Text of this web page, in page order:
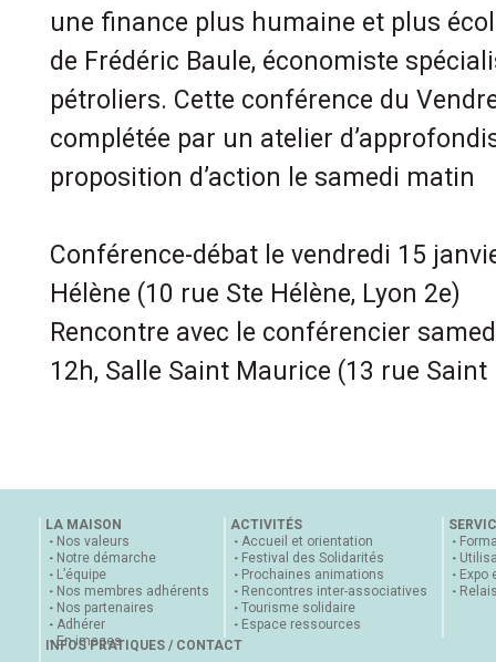
une finance plus humaine et plus
de Frédéric Baule, économiste
pétroliers. Cette conférence du
complétée par un atelier
proposition d’action le samedi matin
Conférence-débat le vendredi 15
Hélène (10 rue Ste Hélène, Lyon 2e)
Rencontre avec le conférencier
12h, Salle Saint Maurice (13 rue Saint
LA MAISON
Nos valeurs
Notre démarche
L’équipe
Nos membres adhérents
Nos partenaires
Adhérer
En images
ACTIVITÉS
Accueil et orientation
Festival des Solidarités
Prochaines animations
Rencontres inter-associatives
Tourisme solidaire
Espace ressources
Expo
INFOS PRATIQUES / CONTACT